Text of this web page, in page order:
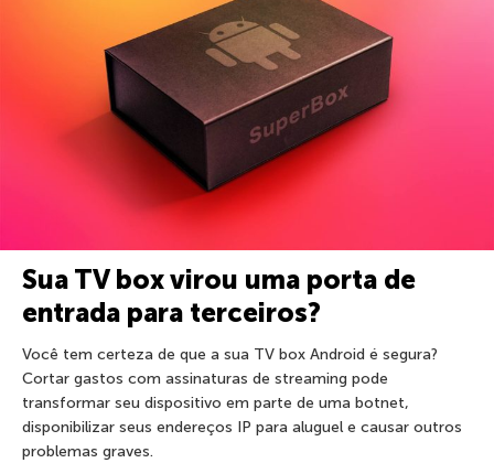
Sua TV box virou uma porta de
entrada para terceiros?
Você tem certeza de que a sua TV box Android é segura?
Cortar gastos com assinaturas de streaming pode
transformar seu dispositivo em parte de uma botnet,
disponibilizar seus endereços IP para aluguel e causar outros
problemas graves.